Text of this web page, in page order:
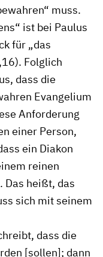
muss.
ist bei Paulus
für „das
Folglich
dass die
Evangelium
Anforderung
einer Person,
ein Diakon
reinen
Das heißt, das
sich mit seinem
dass die
[sollen]; dann